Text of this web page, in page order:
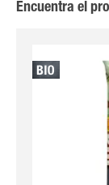
Encuentra el